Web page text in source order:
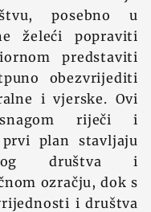
posebno u
želeći popraviti
predstaviti
obezvrijediti
i vjerske. Ovi
riječi i
plan stavljaju
društva i
ozračju, dok s
i društva